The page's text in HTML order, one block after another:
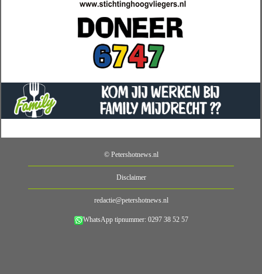
© Petershotnews.nl
Disclaimer
redactie@petershotnews.nl
WhatsApp tipnummer: 0297 38 52 57